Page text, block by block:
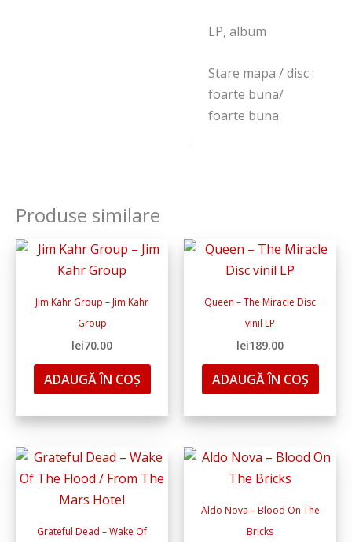
LP, album
Stare mapa / disc :
foarte buna/
foarte buna
Produse similare
Jim Kahr Group – Jim Kahr
Group
lei70.00
ADAUGĂ ÎN COȘ
Queen – The Miracle Disc
vinil LP
lei189.00
ADAUGĂ ÎN COȘ
Grateful Dead – Wake Of
Aldo Nova ‎– Blood On The
Bricks